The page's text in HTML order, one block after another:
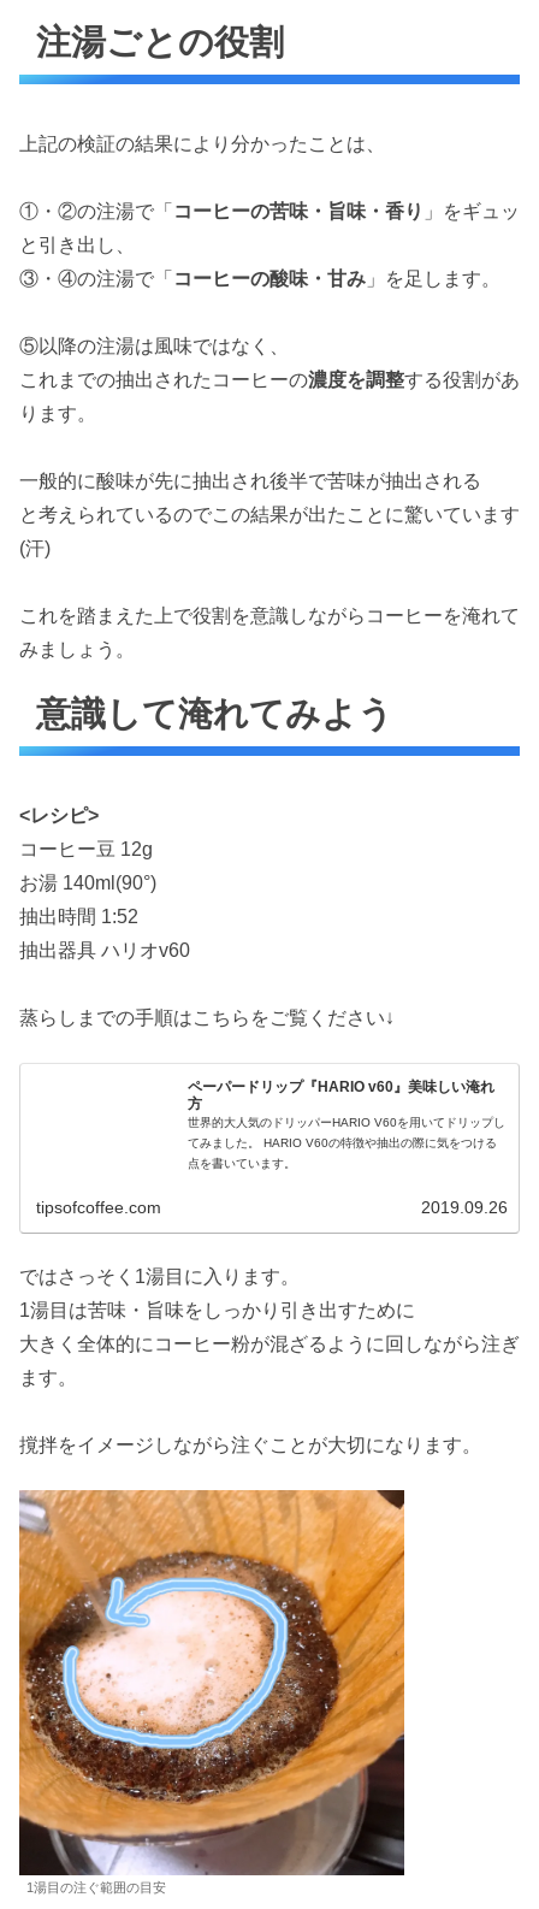
注湯ごとの役割
上記の検証の結果により分かったことは、
①・②の注湯で「 コーヒーの苦味・旨味・香り 」をギュッ
と引き出し、
③・④の注湯で「 コーヒーの酸味・甘み 」を足します。
⑤以降の注湯は風味ではなく、
これまでの抽出されたコーヒーの濃度を調整する役割があ
ります。
一般的に酸味が先に抽出され後半で苦味が抽出される
と考えられているのでこの結果が出たことに驚いています
(汗)
これを踏まえた上で役割を意識しながらコーヒーを淹れて
みましょう。
意識して淹れてみよう
<レシピ>
コーヒー豆 12g
お湯 140ml(90°)
抽出時間 1:52
抽出器具 ハリオv60
蒸らしまでの手順はこちらをご覧ください↓
ペーパードリップ『HARIO v60』美味しい淹れ
方
世界的大人気のドリッパーHARIO V60を用いてドリップし
てみました。 HARIO V60の特徴や抽出の際に気をつける
点を書いています。
tipsofcoffee.com 2019.09.26
ではさっそく1湯目に入ります。
1湯目は苦味・旨味をしっかり引き出すために
大きく全体的にコーヒー粉が混ざるように回しながら注ぎ
ます。
撹拌をイメージしながら注ぐことが大切になります。
1湯目の注ぐ範囲の目安